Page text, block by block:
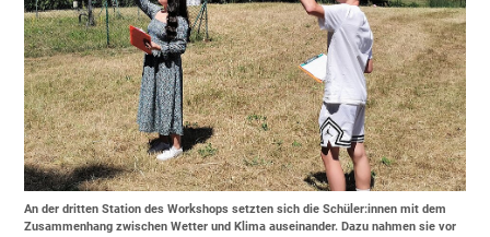
An der dritten Station des Workshops setzten sich die Schüler:innen mit dem
Zusammenhang zwischen Wetter und Klima auseinander. Dazu nahmen sie vor